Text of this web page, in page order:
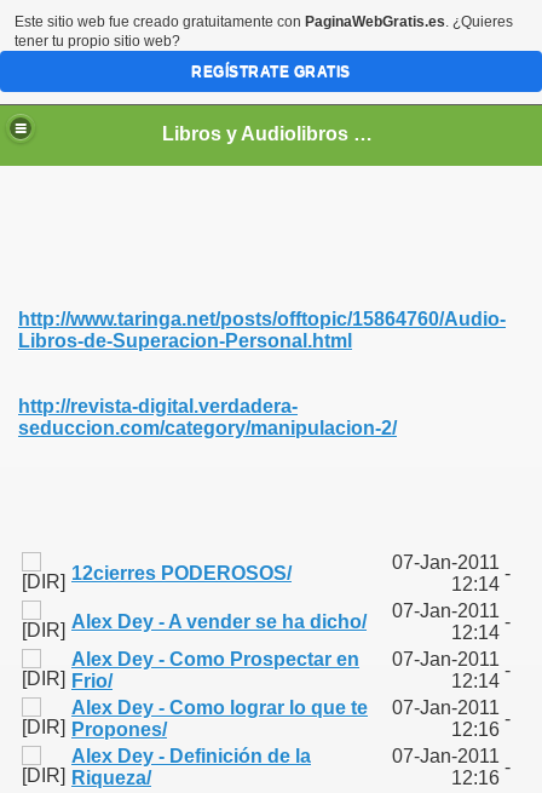
Libros y Audiolibros Para emprendedores
http://www.taringa.net/posts/offtopic/15864760/Audio-
Libros-de-Superacion-Personal.html
http://revista-digital.verdadera-
seduccion.com/category/manipulacion-2/
12cierres PODEROSOS/
07-Jan-2011
12:14
-
Alex Dey - A vender se ha dicho/
07-Jan-2011
12:14
-
Alex Dey - Como Prospectar en
Frio/
07-Jan-2011
12:14
-
Alex Dey - Como lograr lo que te
Propones/
07-Jan-2011
12:16
-
Alex Dey - Definición de la
Riqueza/
07-Jan-2011
12:16
-
Este sitio web fue creado gratuitamente con PaginaWebGratis.es. ¿Quieres
tener tu propio sitio web?
REGÍSTRATE GRATIS